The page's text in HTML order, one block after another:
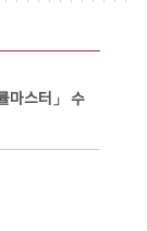
마스터」 수